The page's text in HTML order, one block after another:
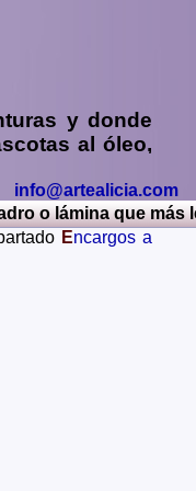
y donde
al óleo,
Ceuta, Ciudad
Murcia, Navarra,
Vizcaya, Zamora,
info@artealicia.com
lámina que más le
Encargos a